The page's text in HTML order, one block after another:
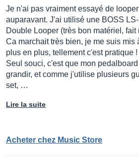
Je n'ai pas vraiment essayé de
auparavant. J'ai utilisé une BOSS
Double Looper (très bon matériel, fait
Ca marchait très bien, je me suis mis
plus en plus, tellement c'est pratique !
Seul souci, c'est que mon
grandir, et comme j'utilise plusieurs
set, …
Lire la suite
Acheter chez Music Store